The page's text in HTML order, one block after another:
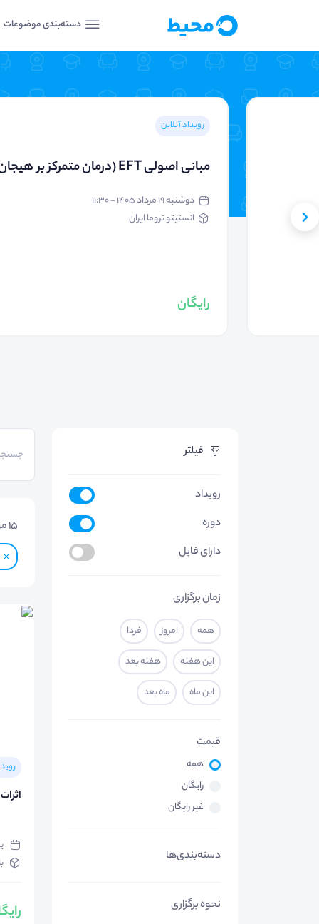
دسته‌بندی موضوعات
رویداد آنلاین
مبانی اصولی EFT (درمان متمرکز بر هیجان)
دوشنبه ۱۹ مرداد ۱۴۰۵ - ۱۱:۳۰
انستیتو تروما ایران
رایگان
فیلتر
رویداد
دوره
دارای فایل
زمان برگزاری
همه امروز فردا
این هفته هفته بعد
این ماه ماه بعد
قیمت
همه
رایگان
غیر رایگان
دسته‌بندی‌ها
نحوه برگزاری
15